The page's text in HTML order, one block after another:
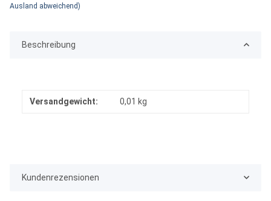
Ausland abweichend)
Beschreibung
Versandgewicht: 0,01 kg
Kundenrezensionen